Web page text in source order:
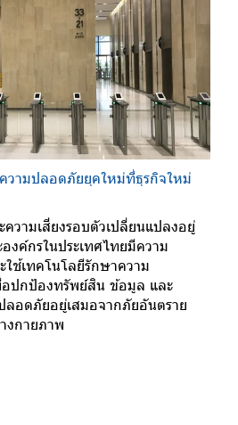
วามปลอดภัยยุคใหม่ที่ธุรกิจใหม่
วามเสี่ยงรอบตัวเปลี่ยนแปลงอยู่
งค์กรในประเทศไทยมีความ
ใช้เทคโนโลยีรักษาความ
ปกป้องทรัพย์สิน ข้อมูล และ
อดภัยอยู่เสมอจากภัยอันตราย
งกายภาพ